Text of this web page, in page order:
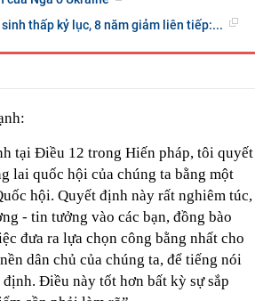
đội mua ô tô tặng sinh nhật
nguội do chạy quá tốc độ quy
đạn dược Mỹ
thấp kỷ lục, 8 năm giảm liên tiếp:...
tại Điều 12 trong Hiến pháp, tôi quyết
lai quốc hội của chúng ta bằng một
hội. Quyết định này rất nghiêm túc,
- tin tưởng vào các bạn, đồng bào
đưa ra lựa chọn công bằng nhất cho
dân chủ của chúng ta, để tiếng nói
Điều này tốt hơn bất kỳ sự sắp